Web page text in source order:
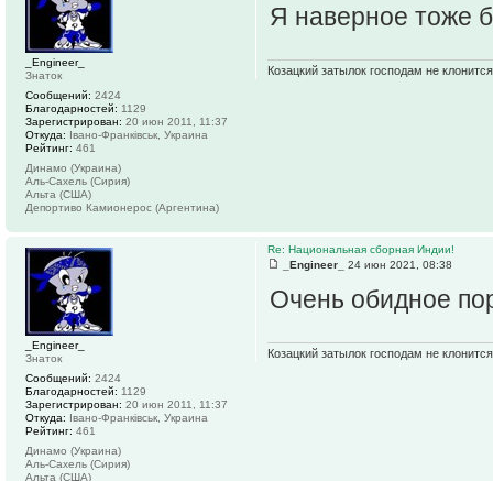
Я наверное тоже
Козацкий затылок господам не
_Engineer_
Знаток
Сообщений: 2424
Благодарностей: 1129
Зарегистрирован: 20 июн 2011, 11:37
Откуда: Івано-Франківськ, Украина
Рейтинг: 461
Динамо (Украина)
Аль-Сахель (Сирия)
Альта (США)
Депортиво Камионерос (Аргентина)
Re: Национальная сборная Индии!
_Engineer_
24 июн 2021, 08:38
Очень обидное
Козацкий затылок господам не
_Engineer_
Знаток
Сообщений: 2424
Благодарностей: 1129
Зарегистрирован: 20 июн 2011, 11:37
Откуда: Івано-Франківськ, Украина
Рейтинг: 461
Динамо (Украина)
Аль-Сахель (Сирия)
Альта (США)